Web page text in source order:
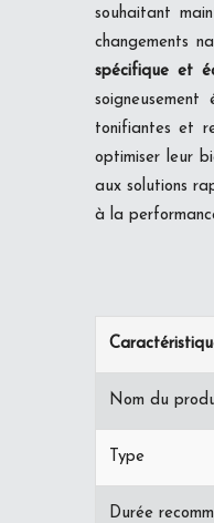
souhaitant
changements
spécifique et
tonifiantes et
optimiser leur
aux solutions
à la
Nom du
Type
Durée